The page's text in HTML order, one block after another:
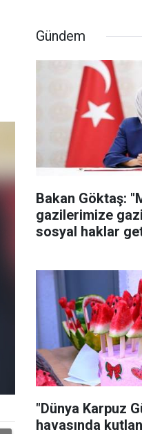
Gündem
Bakan Göktaş:
gazilerimize
sosyal haklar
"Dünya Karpuz
havasında